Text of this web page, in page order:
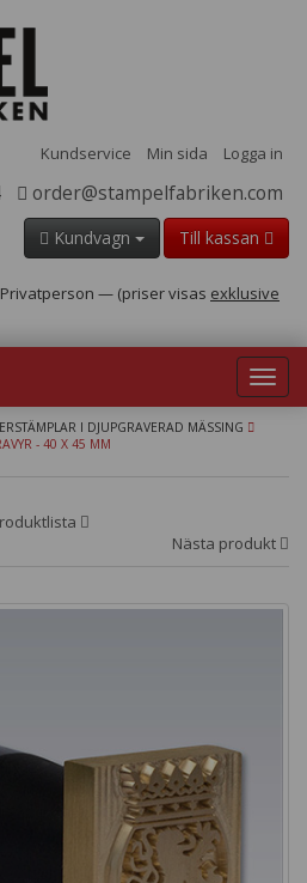
Kundservice Min sida Logga in
order@stampelfabriken.com
Kundvagn Till kassan
Privatperson — (priser visas exklusive
I DJUPGRAVERAD MÄSSING
- 40 X 45 MM
Nästa produkt